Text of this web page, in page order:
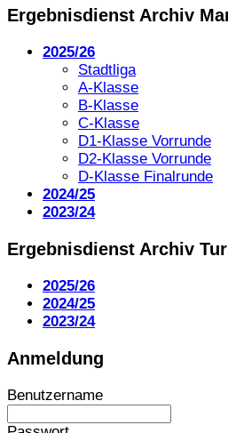
Ergebnisdienst Archiv
2025/26
Stadtliga
A-Klasse
B-Klasse
C-Klasse
D1-Klasse Vorrunde
D2-Klasse Vorrunde
D-Klasse Finalrunde
2024/25
2023/24
Ergebnisdienst Archiv
2025/26
2024/25
2023/24
Anmeldung
Benutzername